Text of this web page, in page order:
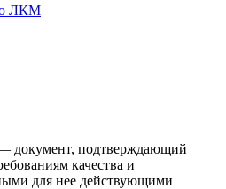
ЛКМ
документ, подтверждающий
качества и
для нее действующими